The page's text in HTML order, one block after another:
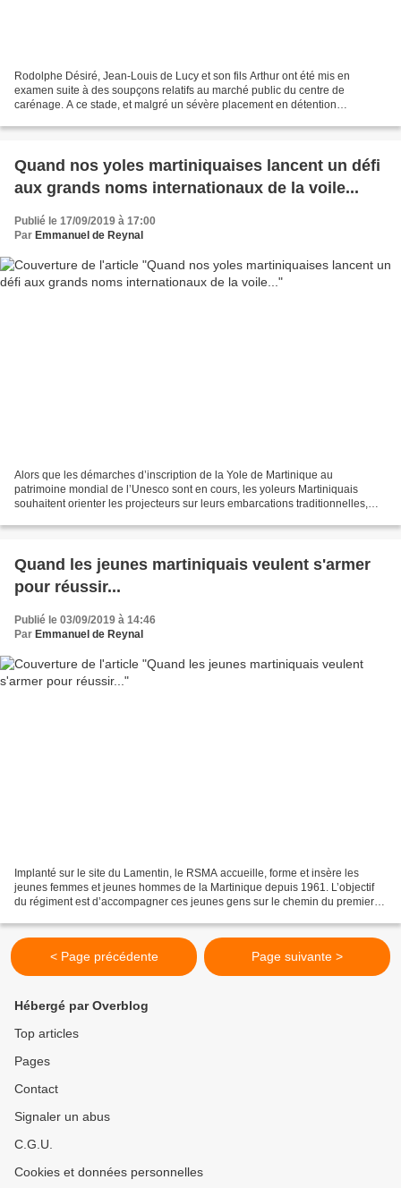
Rodolphe Désiré, Jean-Louis de Lucy et son fils Arthur ont été mis en
examen suite à des soupçons relatifs au marché public du centre de
carénage. A ce stade, et malgré un sévère placement en détention
Quand nos yoles martiniquaises lancent un défi
aux grands noms internationaux de la voile...
Publié le 17/09/2019 à 17:00
Par Emmanuel de Reynal
Alors que les démarches d’inscription de la Yole de Martinique au
patrimoine mondial de l’Unesco sont en cours, les yoleurs Martiniquais
souhaitent orienter les projecteurs sur leurs embarcations traditionnelles,
Quand les jeunes martiniquais veulent s'armer
pour réussir...
Publié le 03/09/2019 à 14:46
Par Emmanuel de Reynal
Implanté sur le site du Lamentin, le RSMA accueille, forme et insère les
jeunes femmes et jeunes hommes de la Martinique depuis 1961. L’objectif
du régiment est d’accompagner ces jeunes gens sur le chemin du premier
< Page précédente Page suivante >
Hébergé par Overblog
Top articles
Pages
Contact
Signaler un abus
C.G.U.
Cookies et données personnelles